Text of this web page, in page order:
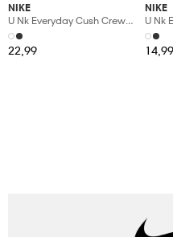
NIKE
U Nk Everyday Cush Crew
6pr-Bd
22,99
NIKE
U Nk
3pr
14,99